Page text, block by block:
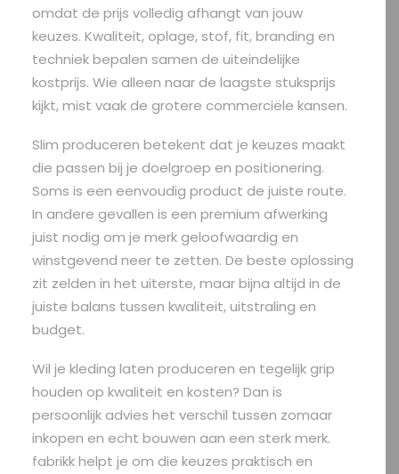
omdat de prijs volledig afhangt van jouw
keuzes. Kwaliteit, oplage, stof, fit, branding en
techniek bepalen samen de uiteindelijke
kostprijs. Wie alleen naar de laagste stuksprijs
kijkt, mist vaak de grotere commerciële kansen.
Slim produceren betekent dat je keuzes maakt
die passen bij je doelgroep en positionering.
Soms is een eenvoudig product de juiste route.
In andere gevallen is een premium afwerking
juist nodig om je merk geloofwaardig en
winstgevend neer te zetten. De beste oplossing
zit zelden in het uiterste, maar bijna altijd in de
juiste balans tussen kwaliteit, uitstraling en
budget.
Wil je kleding laten produceren en tegelijk grip
houden op kwaliteit en kosten? Dan is
persoonlijk advies het verschil tussen zomaar
inkopen en echt bouwen aan een sterk merk.
fabrikk helpt je om die keuzes praktisch en